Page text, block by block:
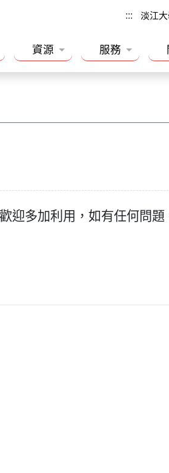
::: 淡江
資源 服務
迎多加利用，如有任何問